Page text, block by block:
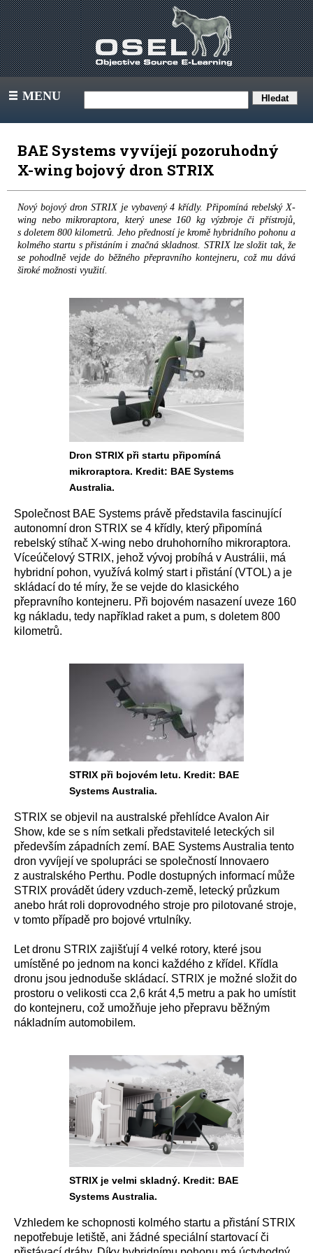
III MENU
BAE Systems vyvíjejí pozoruhodný
X-wing bojový dron STRIX
Nový bojový dron STRIX je vybavený 4 křídly. Připomíná rebelský X-
wing nebo mikroraptora, který unese 160 kg výzbroje či přístrojů,
s doletem 800 kilometrů. Jeho předností je kromě hybridního pohonu a
kolmého startu s přistáním i značná skladnost. STRIX lze složit tak, že
se pohodlně vejde do běžného přepravního kontejneru, což mu dává
široké možnosti využití.
Dron STRIX při startu připomíná
mikroraptora. Kredit: BAE Systems
Australia.
Společnost BAE Systems právě představila fascinující
autonomní dron STRIX se 4 křídly, který připomíná
rebelský stíhač X-wing nebo druhohorního mikroraptora.
Víceúčelový STRIX, jehož vývoj probíhá v Austrálii, má
hybridní pohon, využívá kolmý start i přistání (VTOL) a je
skládací do té míry, že se vejde do klasického
přepravního kontejneru. Při bojovém nasazení uveze 160
kg nákladu, tedy například raket a pum, s doletem 800
kilometrů.
STRIX při bojovém letu. Kredit: BAE
Systems Australia.
STRIX se objevil na australské přehlídce Avalon Air
Show, kde se s ním setkali představitelé leteckých sil
především západních zemí. BAE Systems Australia tento
dron vyvíjejí ve spolupráci se společností Innovaero
z australského Perthu. Podle dostupných informací může
STRIX provádět údery vzduch-země, letecký průzkum
anebo hrát roli doprovodného stroje pro pilotované stroje,
v tomto případě pro bojové vrtulníky.
Let dronu STRIX zajišťují 4 velké rotory, které jsou
umístěné po jednom na konci každého z křídel. Křídla
dronu jsou jednoduše skládací. STRIX je možné složit do
prostoru o velikosti cca 2,6 krát 4,5 metru a pak ho umístit
do kontejneru, což umožňuje jeho přepravu běžným
nákladním automobilem.
STRIX je velmi skladný. Kredit: BAE
Systems Australia.
Vzhledem ke schopnosti kolmého startu a přistání STRIX
nepotřebuje letiště, ani žádné speciální startovací či